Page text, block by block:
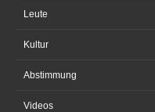
Leute
Kultur
Abstimmung
Videos